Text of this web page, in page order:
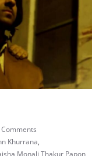
Khurrana,
Monali Thakur Papon